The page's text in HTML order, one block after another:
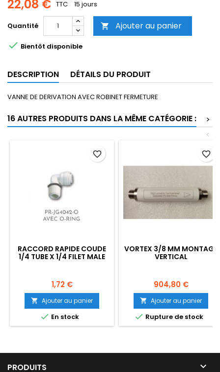
22,08 € TTC 15 jours
Quantité  Ajouter au panier
 Bientôt disponible
DESCRIPTION DÉTAILS DU PRODUIT
VANNE DE DERIVATION AVEC ROBINET FERMETURE
16 AUTRES PRODUITS DANS LA MÊME CATÉGORIE :
>
<
RACCORD RAPIDE COUDE
1/4 TUBE X 1/4 FILET MALE
Prix
1,72 €
 Ajouter au panier
 En stock
favorite_border
VORTEX 3/8 MM MONTAGE
VERTICAL
Prix
904,80 €
 Ajouter au panier
 Rupture de stock
favorite_border
PRODUITS 